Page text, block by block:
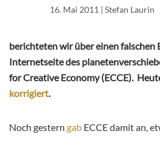
16. Mai 2011 | Stefan Laurin
berichteten wir über einen falschen
Internetseite des
for Creative Economy (ECCE).
korrigiert.
Noch gestern gab ECCE damit an,